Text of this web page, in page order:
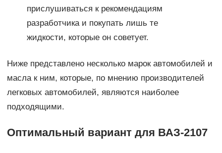
прислушиваться к рекомендациям
разработчика и покупать лишь те
жидкости, которые он советует.
Ниже представлено несколько марок автомобилей и
масла к ним, которые, по мнению производителей
легковых автомобилей, являются наиболее
подходящими.
Оптимальный вариант для ВАЗ-2107